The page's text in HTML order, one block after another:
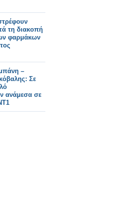
τη διακοπή
φαρμάκων
–
Σε
ανάμεσα σε